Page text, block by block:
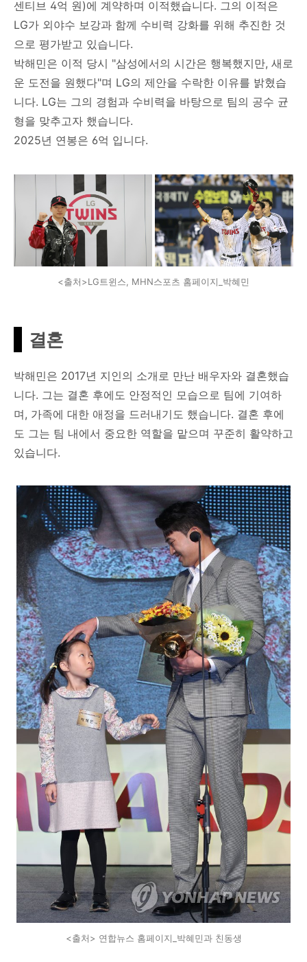
센티브 4억 원)에 계약하며 이적했습니다. 그의 이적은
LG가 외야수 보강과 함께 수비력 강화를 위해 추진한 것
으로 평가받고 있습니다.
박해민은 이적 당시 "삼성에서의 시간은 행복했지만, 새로
운 도전을 원했다"며 LG의 제안을 수락한 이유를 밝혔습
니다. LG는 그의 경험과 수비력을 바탕으로 팀의 공수 균
형을 맞추고자 했습니다.
2025년 연봉은 6억 입니다.
<출처>LG트윈스, MHN스포츠 홈페이지_박혜민
결혼
박해민은 2017년 지인의 소개로 만난 배우자와 결혼했습
니다. 그는 결혼 후에도 안정적인 모습으로 팀에 기여하
며, 가족에 대한 애정을 드러내기도 했습니다. 결혼 후에
도 그는 팀 내에서 중요한 역할을 맡으며 꾸준히 활약하고
있습니다.
<출처> 연합뉴스 홈페이지_박혜민과 친동생